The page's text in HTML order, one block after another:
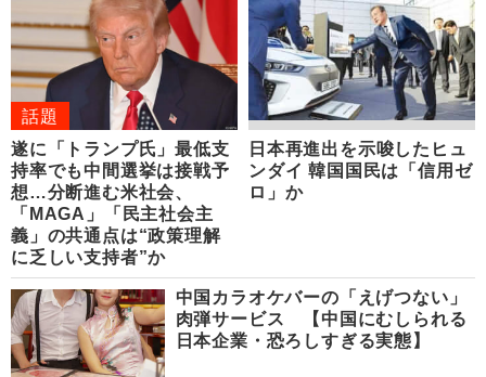
話題
遂に「トランプ氏」最低支
持率でも中間選挙は接戦予
想…分断進む米社会、
「MAGA」「民主社会主
義」の共通点は“政策理解
に乏しい支持者”か
日本再進出を示唆したヒュ
ンダイ 韓国国民は「信用ゼ
ロ」か
中国カラオケバーの「えげつない」
肉弾サービス 【中国にむしられる
日本企業・恐ろしすぎる実態】